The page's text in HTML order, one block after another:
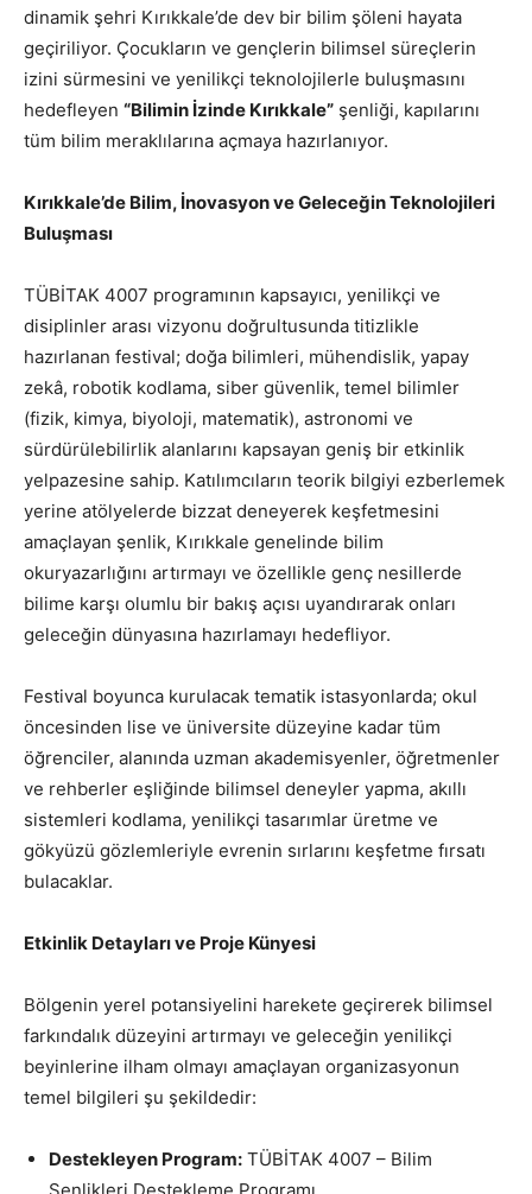
dinamik şehri Kırıkkale’de dev bir bilim şöleni hayata
geçiriliyor. Çocukların ve gençlerin bilimsel süreçlerin
izini sürmesini ve yenilikçi teknolojilerle buluşmasını
hedefleyen “Bilimin İzinde Kırıkkale” şenliği, kapılarını
tüm bilim meraklılarına açmaya hazırlanıyor.
Kırıkkale’de Bilim, İnovasyon ve Geleceğin Teknolojileri
Buluşması
TÜBİTAK 4007 programının kapsayıcı, yenilikçi ve
disiplinler arası vizyonu doğrultusunda titizlikle
hazırlanan festival; doğa bilimleri, mühendislik, yapay
zekâ, robotik kodlama, siber güvenlik, temel bilimler
(fizik, kimya, biyoloji, matematik), astronomi ve
sürdürülebilirlik alanlarını kapsayan geniş bir etkinlik
yelpazesine sahip. Katılımcıların teorik bilgiyi ezberlemek
yerine atölyelerde bizzat deneyerek keşfetmesini
amaçlayan şenlik, Kırıkkale genelinde bilim
okuryazarlığını artırmayı ve özellikle genç nesillerde
bilime karşı olumlu bir bakış açısı uyandırarak onları
geleceğin dünyasına hazırlamayı hedefliyor.
Festival boyunca kurulacak tematik istasyonlarda; okul
öncesinden lise ve üniversite düzeyine kadar tüm
öğrenciler, alanında uzman akademisyenler, öğretmenler
ve rehberler eşliğinde bilimsel deneyler yapma, akıllı
sistemleri kodlama, yenilikçi tasarımlar üretme ve
gökyüzü gözlemleriyle evrenin sırlarını keşfetme fırsatı
bulacaklar.
Etkinlik Detayları ve Proje Künyesi
Bölgenin yerel potansiyelini harekete geçirerek bilimsel
farkındalık düzeyini artırmayı ve geleceğin yenilikçi
beyinlerine ilham olmayı amaçlayan organizasyonun
temel bilgileri şu şekildedir:
Destekleyen Program: TÜBİTAK 4007 – Bilim